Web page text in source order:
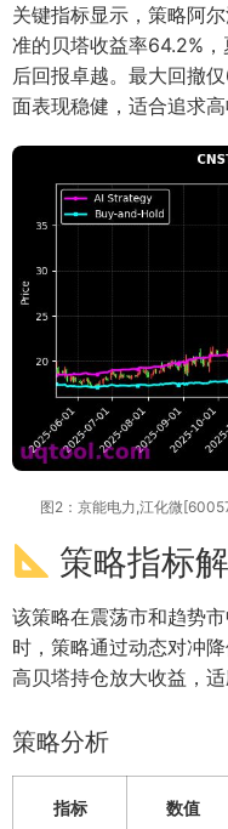
关键指标显示，策略阿
准的贝塔收益率64.2%
后回报卓越。最大回撤
面表现稳健，适合追求高
图2：京能电力,江化微
策略指标
该策略在震荡市和趋势
时，策略通过动态对冲
高贝塔持仓放大收益，
策略分析
指标 数值